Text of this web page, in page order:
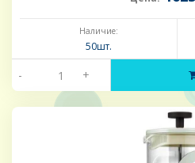
Наличие:
50шт.
- +